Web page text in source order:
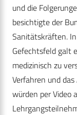
und die
besichtigte der
Sanitätskräften.
Gefechtsfeld galt
medizinisch zu
Verfahren und
würden per Video